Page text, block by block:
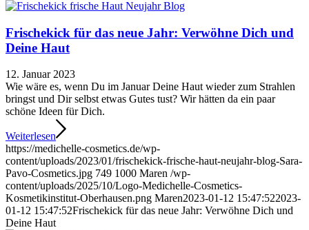
Frischekick für das neue Jahr: Verwöhne Dich und
Deine Haut
12. Januar 2023
Wie wäre es, wenn Du im Januar Deine Haut wieder zum Strahlen
bringst und Dir selbst etwas Gutes tust? Wir hätten da ein paar
schöne Ideen für Dich.
Weiterlesen
https://medichelle-cosmetics.de/wp-
content/uploads/2023/01/frischekick-frische-haut-neujahr-blog-Sara-
Pavo-Cosmetics.jpg 749 1000 Maren /wp-
content/uploads/2025/10/Logo-Medichelle-Cosmetics-
Kosmetikinstitut-Oberhausen.png Maren2023-01-12 15:47:522023-
01-12 15:47:52Frischekick für das neue Jahr: Verwöhne Dich und
Deine Haut